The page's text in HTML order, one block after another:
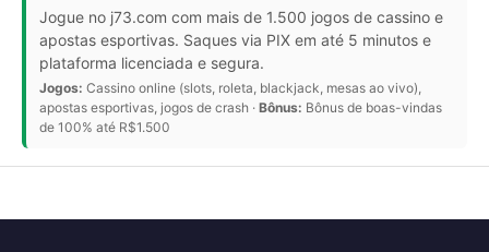
Jogue no j73.com com mais de 1.500 jogos de cassino e
apostas esportivas. Saques via PIX em até 5 minutos e
plataforma licenciada e segura.
Jogos: Cassino online (slots, roleta, blackjack, mesas ao vivo),
apostas esportivas, jogos de crash · Bônus: Bônus de boas-vindas
de 100% até R$1.500